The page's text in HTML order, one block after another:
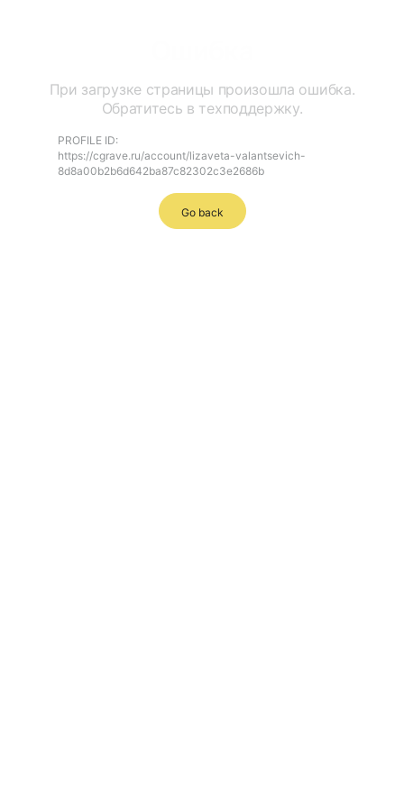
При загрузке страницы произошла ошибка.
Обратитесь в техподдержку.
PROFILE ID:
https://cgrave.ru/account/lizaveta-valantsevich-
8d8a00b2b6d642ba87c82302c3e2686b
Go back